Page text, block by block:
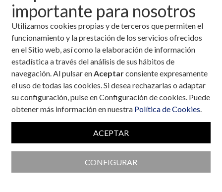
importante para nosotros
Utilizamos cookies propias y de terceros que permiten el
funcionamiento y la prestación de los servicios ofrecidos
en el Sitio web, así como la elaboración de información
estadística a través del análisis de sus hábitos de
navegación. Al pulsar enAceptarconsiente expresamente
el uso de todas las cookies. Si desea rechazarlas o adaptar
su configuración, pulse en Configuración de cookies. Puede
obtener más información en nuestra Política de Cookies.
ACEPTAR
CONFIGURAR
Las dos caras de la discriminación
por diabetes en la empresa
Casos de discriminación por diabetes en la
empresa.
Autor:Javier Sanhonorato Vázquez
Abogado. Presidente Addeisa. Integrante del
Grupo de Educación Terapéutica SED
Entorno legal
Contra la discriminación laboral